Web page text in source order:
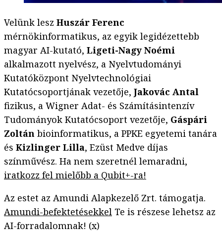
Velünk lesz Huszár Ferenc
mérnökinformatikus, az egyik legidézettebb
magyar AI-kutató, Ligeti-Nagy Noémi
alkalmazott nyelvész, a Nyelvtudományi
Kutatóközpont Nyelvtechnológiai
Kutatócsoportjának vezetője, Jakovác Antal
fizikus, a Wigner Adat- és Számításintenzív
Tudományok Kutatócsoport vezetője, Gáspári
Zoltán bioinformatikus, a PPKE egyetemi tanára
és Kizlinger Lilla, Ezüst Medve díjas
színművész. Ha nem szeretnél lemaradni,
iratkozz fel mielőbb a Qubit+-ra!
Az estet az Amundi Alapkezelő Zrt. támogatja.
Amundi-befektetésekkel Te is részese lehetsz az
AI-forradalomnak! (x)